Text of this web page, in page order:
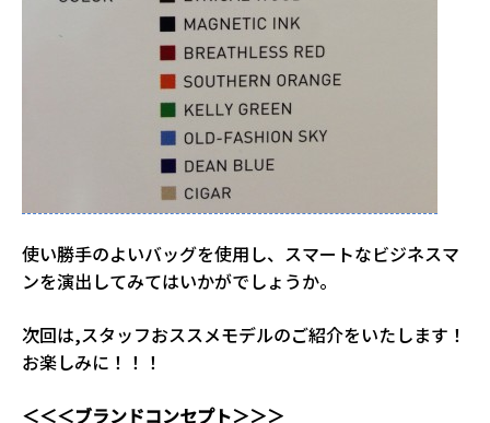
使い勝手のよいバッグを使用し、スマートなビジネスマ
ンを演出してみてはいかがでしょうか。
次回は,スタッフおススメモデルのご紹介をいたします！
お楽しみに！！！
＜＜＜ブランドコンセプト＞＞＞